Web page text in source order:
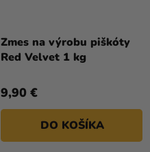
Zmes na výrobu piškóty
Red Velvet 1 kg
9,90 €
DO KOŠÍKA